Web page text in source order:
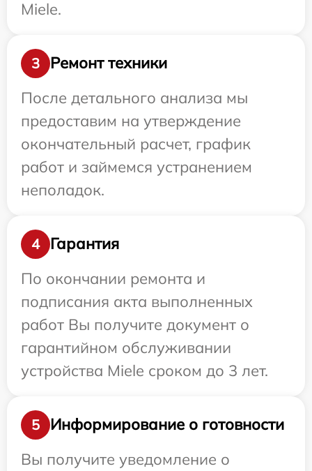
Miele.
3
Ремонт техники
После детального анализа мы
предоставим на утверждение
окончательный расчет, график
работ и займемся устранением
неполадок.
4
Гарантия
По окончании ремонта и
подписания акта выполненных
работ Вы получите документ о
гарантийном обслуживании
устройства Miele сроком до 3 лет.
5
Информирование о готовности
Вы получите уведомление о